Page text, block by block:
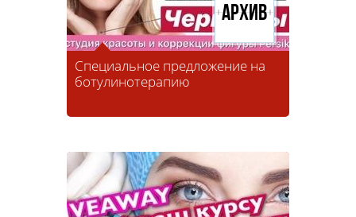
Специальное предложение на
ботулинотерапию
Архив